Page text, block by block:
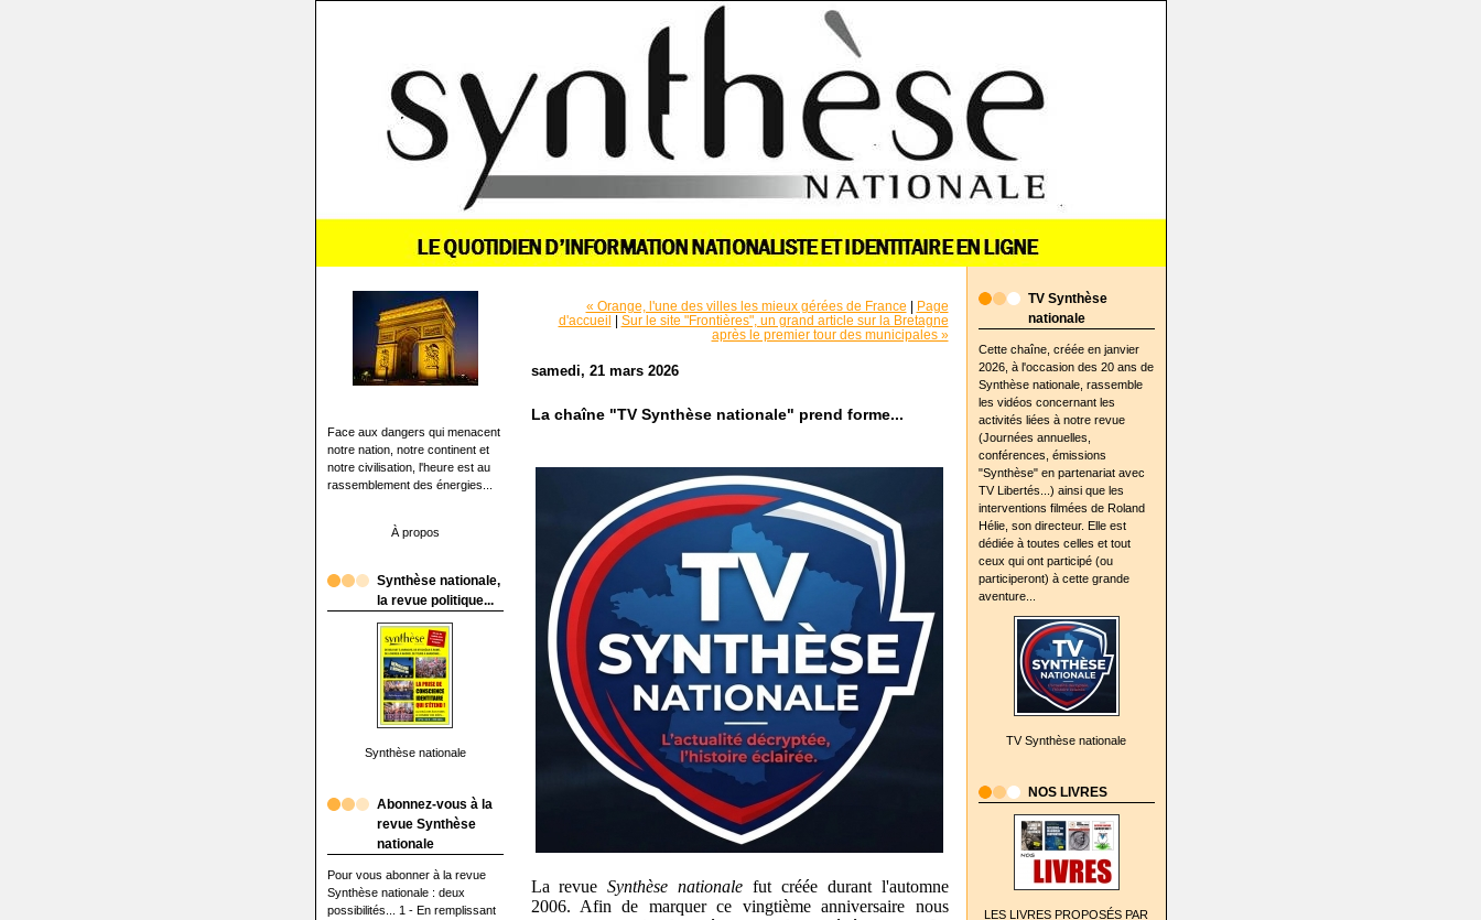
Face aux dangers qui menacent
notre nation, notre continent et
notre civilisation, l'heure est au
rassemblement des énergies...
À propos
Synthèse nationale,
la revue politique...
Synthèse nationale
Abonnez-vous à la
revue Synthèse
nationale
Pour vous abonner à la revue
Synthèse nationale : deux
possibilités... 1 - En remplissant
TV Synthèse
nationale
Cette chaîne, créée en janvier
2026, à l'occasion des 20 ans de
Synthèse nationale, rassemble
les vidéos concernant les
activités liées à notre revue
(Journées annuelles,
conférences, émissions
"Synthèse" en partenariat avec
TV Libertés...) ainsi que les
interventions filmées de Roland
Hélie, son directeur. Elle est
dédiée à toutes celles et tout
ceux qui ont participé (ou
participeront) à cette grande
aventure...
TV Synthèse nationale
NOS LIVRES
LES LIVRES PROPOSÉS PAR
« Orange, l'une des villes les mieux gérées de France | Page
d'accueil | Sur le site "Frontières", un grand article sur la Bretagne
après le premier tour des municipales »
samedi, 21 mars 2026
La chaîne "TV Synthèse nationale" prend forme...
La revueSynthèse nationale fut créée durant l'automne
2006. Afin de marquer ce vingtième anniversaire nous